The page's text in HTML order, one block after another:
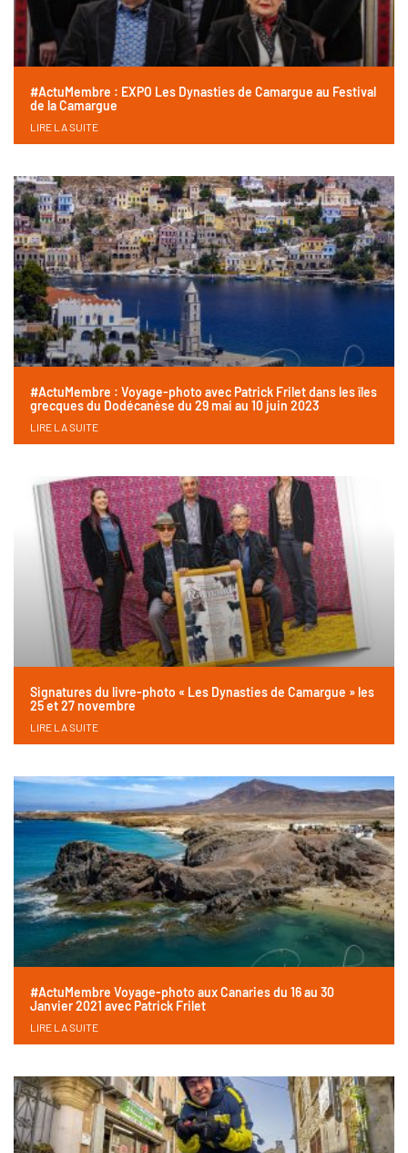
#ActuMembre : EXPO Les Dynasties de Camargue au Festival
de la Camargue
LIRE LA SUITE
#ActuMembre : Voyage-photo avec Patrick Frilet dans les îles
grecques du Dodécanèse du 29 mai au 10 juin 2023
LIRE LA SUITE
Signatures du livre-photo « Les Dynasties de Camargue » les
25 et 27 novembre
LIRE LA SUITE
#ActuMembre Voyage-photo aux Canaries du 16 au 30
Janvier 2021 avec Patrick Frilet
LIRE LA SUITE